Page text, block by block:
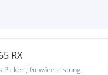
RX
Pickerl, Gewährleistung